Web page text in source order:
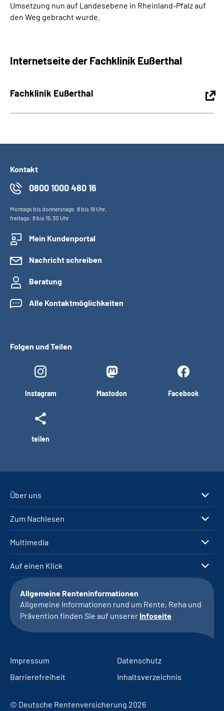
Umsetzung nun auf Landesebene in Rheinland-Pfalz auf
den Weg gebracht wurde.
Internetseite der Fachklinik Eußerthal
Fachklinik Eußerthal
Kontakt
0800 1000 480 16
Montags bis donnerstags: 8 bis 18 Uhr,
freitags: 8 bis 15:30 Uhr
Mein Kundenportal
Nachricht schreiben
Beratung
Alle Kontaktmöglichkeiten
Folgen und Teilen
Instagram Mastodon Facebook
teilen
Über uns
Zum Nachlesen
Multimedia
Auf einen Klick
Allgemeine Renteninformationen
Allgemeine Informationen rund um Rente, Reha und
Prävention finden Sie auf unserer Infoseite
Impressum
Datenschutz
Barrierefreiheit
Inhaltsverzeichnis
© Deutsche Rentenversicherung 2026